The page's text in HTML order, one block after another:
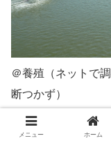
＠養殖（ネットで
断つかず）
終点の枋寮には定
メニュー ホーム